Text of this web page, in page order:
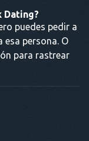
Dating?
puedes pedir a
esa persona. O
para rastrear